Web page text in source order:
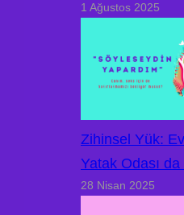
1 Ağustos 2025
Zihinsel Yük:
Yatak Odası
28 Nisan 2025